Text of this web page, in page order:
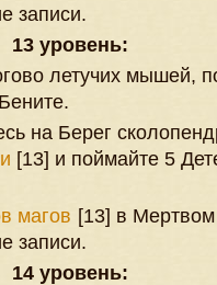
записи.
13 уровень:
летучих мышей,
на Берег
[13] и поймайте 5
магов [13] в
записи.
14 уровень: